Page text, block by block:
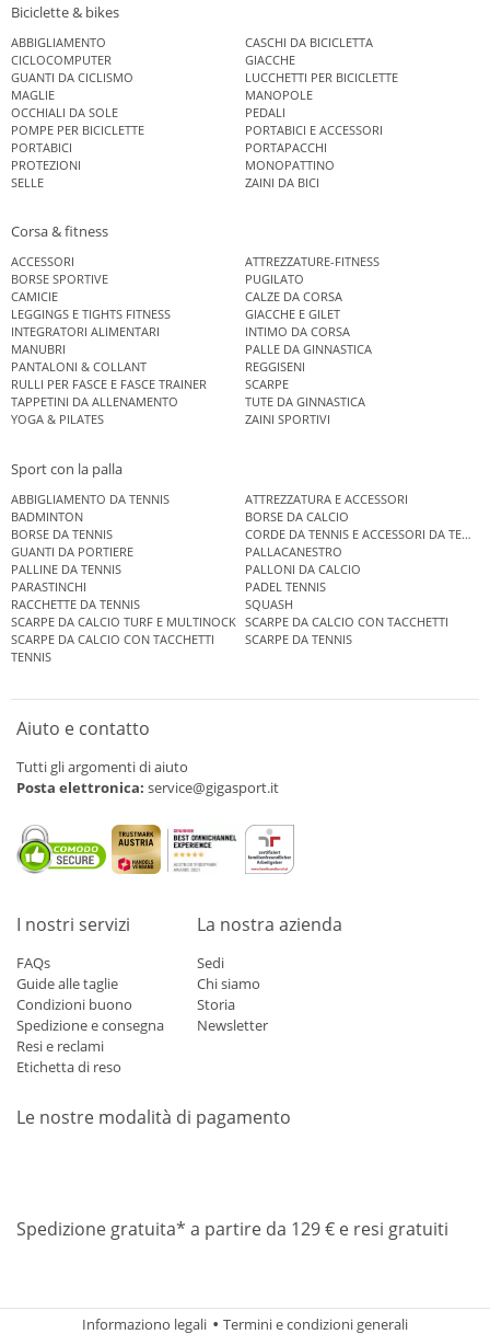
Biciclette & bikes
ABBIGLIAMENTO
CASCHI DA BICICLETTA
CICLOCOMPUTER
GIACCHE
GUANTI DA CICLISMO
LUCCHETTI PER BICICLETTE
MAGLIE
MANOPOLE
OCCHIALI DA SOLE
PEDALI
POMPE PER BICICLETTE
PORTABICI E ACCESSORI
PORTABICI
PORTAPACCHI
PROTEZIONI
MONOPATTINO
SELLE
ZAINI DA BICI
Corsa & fitness
ACCESSORI
ATTREZZATURE-FITNESS
BORSE SPORTIVE
PUGILATO
CAMICIE
CALZE DA CORSA
LEGGINGS E TIGHTS FITNESS
GIACCHE E GILET
INTEGRATORI ALIMENTARI
INTIMO DA CORSA
MANUBRI
PALLE DA GINNASTICA
PANTALONI & COLLANT
REGGISENI
RULLI PER FASCE E FASCE TRAINER
SCARPE
TAPPETINI DA ALLENAMENTO
TUTE DA GINNASTICA
YOGA & PILATES
ZAINI SPORTIVI
Sport con la palla
ABBIGLIAMENTO DA TENNIS
ATTREZZATURA E ACCESSORI
BADMINTON
BORSE DA CALCIO
BORSE DA TENNIS
CORDE DA TENNIS E ACCESSORI DA TENNIS
GUANTI DA PORTIERE
PALLACANESTRO
PALLINE DA TENNIS
PALLONI DA CALCIO
PARASTINCHI
PADEL TENNIS
RACCHETTE DA TENNIS
SQUASH
SCARPE DA CALCIO TURF E MULTINOCK SCARPE DA CALCIO CON TACCHETTI
SCARPE DA CALCIO CON TACCHETTI
SCARPE DA TENNIS
TENNIS
Aiuto e contatto
Tutti gli argomenti di aiuto
Posta elettronica: service@gigasport.it
I nostri servizi
FAQs
Guide alle taglie
Condizioni buono
Spedizione e consegna
Resi e reclami
Etichetta di reso
La nostra azienda
Sedi
Chi siamo
Storia
Newsletter
Le nostre modalità di pagamento
Spedizione gratuita* a partire da 129 € e resi gratuiti
Informaziono legali Termini e condizioni generali